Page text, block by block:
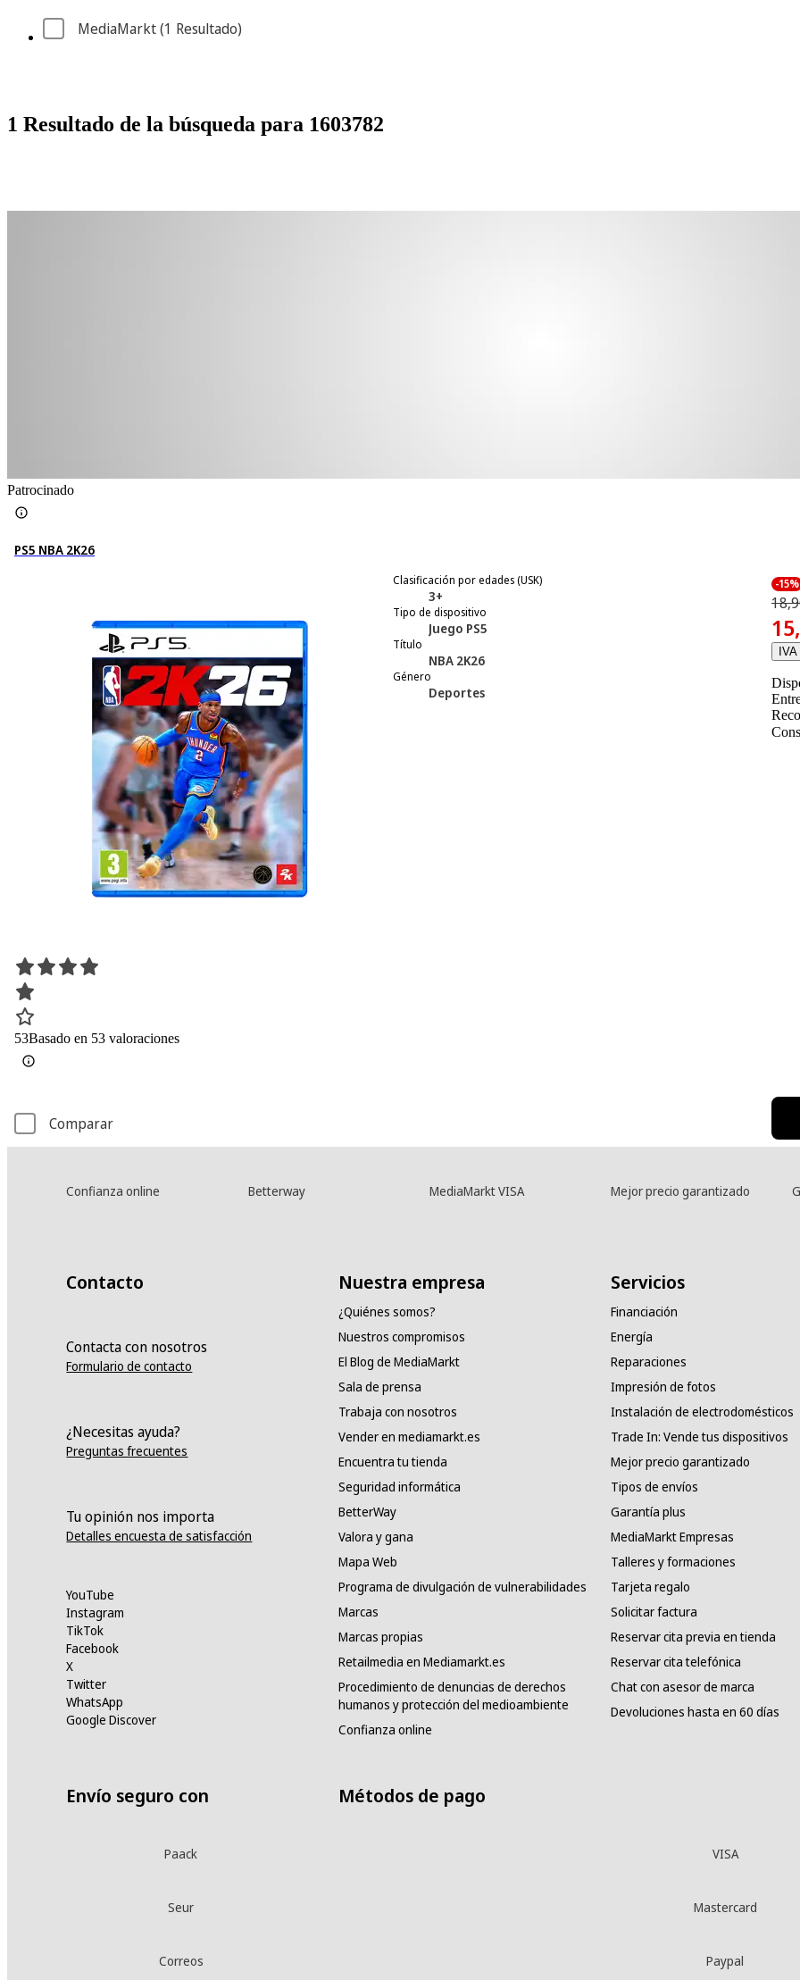
MediaMarkt (1 Resultado)
1 Resultado de la búsqueda para 1603782
Patrocinado
PS5 NBA 2K26
53Basado en 53 valoraciones
Clasificación por edades (USK)
3+
Tipo de dispositivo
Juego PS5
Título
NBA 2K26
Género
Deportes
-15%
Comparar
Confianza online Betterway MediaMarkt VISA Mejor precio garantizado
Contacto
Contacta con nosotros
Formulario de contacto
¿Necesitas ayuda?
Preguntas frecuentes
Tu opinión nos importa
Detalles encuesta de satisfacción
YouTube
Instagram
TikTok
Facebook
X
Twitter
WhatsApp
Google Discover
Nuestra empresa
¿Quiénes somos?
Nuestros compromisos
El Blog de MediaMarkt
Sala de prensa
Trabaja con nosotros
Vender en mediamarkt.es
Encuentra tu tienda
Seguridad informática
BetterWay
Valora y gana
Mapa Web
Programa de divulgación de vulnerabilidades
Marcas
Marcas propias
Retailmedia en Mediamarkt.es
Procedimiento de denuncias de derechos
humanos y protección del medioambiente
Confianza online
Servicios
Financiación
Energía
Reparaciones
Impresión de fotos
Instalación de electrodomésticos
Trade In: Vende tus dispositivos
Mejor precio garantizado
Tipos de envíos
Garantía plus
MediaMarkt Empresas
Talleres y formaciones
Tarjeta regalo
Solicitar factura
Reservar cita previa en tienda
Reservar cita telefónica
Chat con asesor de marca
Devoluciones hasta en 60 días
Envío seguro con
Paack
Seur
Correos
Métodos de pago
VISA
Mastercard
Paypal